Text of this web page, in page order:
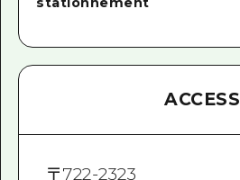
ACCESS
〒722-2323